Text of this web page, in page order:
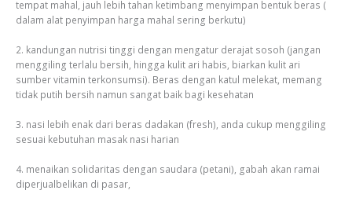
tempat mahal, jauh lebih tahan ketimbang menyimpan bentuk beras (
dalam alat penyimpan harga mahal sering berkutu)
2. kandungan nutrisi tinggi dengan mengatur derajat sosoh (jangan
menggiling terlalu bersih, hingga kulit ari habis, biarkan kulit ari
sumber vitamin terkonsumsi). Beras dengan katul melekat, memang
tidak putih bersih namun sangat baik bagi kesehatan
3. nasi lebih enak dari beras dadakan (fresh), anda cukup menggiling
sesuai kebutuhan masak nasi harian
4. menaikan solidaritas dengan saudara (petani), gabah akan ramai
diperjualbelikan di pasar,